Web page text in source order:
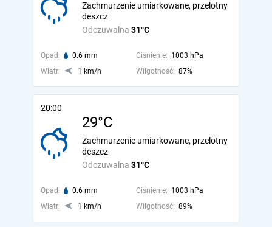
Odczuwalna 31°C
Zachmurzenie umiarkowane, przelotny
deszcz
Opad: 0.6 mm Ciśnienie: 1003 hPa
Wiatr:
1 km/h Wilgotność: 87%
20:00
29°C
Odczuwalna 31°C
Zachmurzenie umiarkowane, przelotny
deszcz
Opad: 0.6 mm Ciśnienie: 1003 hPa
Wiatr:
1 km/h Wilgotność: 89%